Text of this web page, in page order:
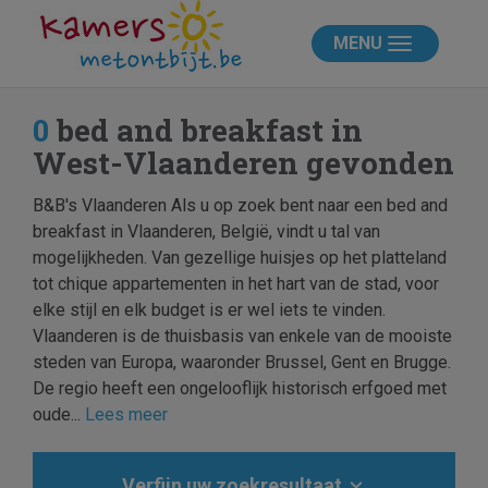
MENU
0 bed and breakfast in
West-Vlaanderen gevonden
B&B's Vlaanderen Als u op zoek bent naar een bed and
breakfast in Vlaanderen, België, vindt u tal van
mogelijkheden. Van gezellige huisjes op het platteland
tot chique appartementen in het hart van de stad, voor
elke stijl en elk budget is er wel iets te vinden.
Vlaanderen is de thuisbasis van enkele van de mooiste
steden van Europa, waaronder Brussel, Gent en Brugge.
De regio heeft een ongelooflijk historisch erfgoed met
oude... Lees meer